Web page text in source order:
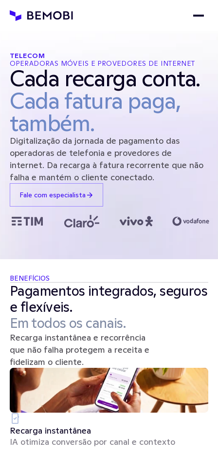
TELECOM
OPERADORAS MÓVEIS E PROVEDORES DE INTERNET
Cada fatura paga,
também.
Digitalização da jornada de pagamento das
operadoras de telefonia e provedores de
internet. Da recarga à fatura recorrente que não
falha e mantém o cliente conectado.
Fale com especialista
BENEFÍCIOS
Pagamentos integrados, seguros
e flexíveis.
Em todos os canais.
Recarga instantânea e recorrência
que não falha protegem a receita e
fidelizam o cliente.
Recarga instantânea
IA otimiza conversão por canal e contexto